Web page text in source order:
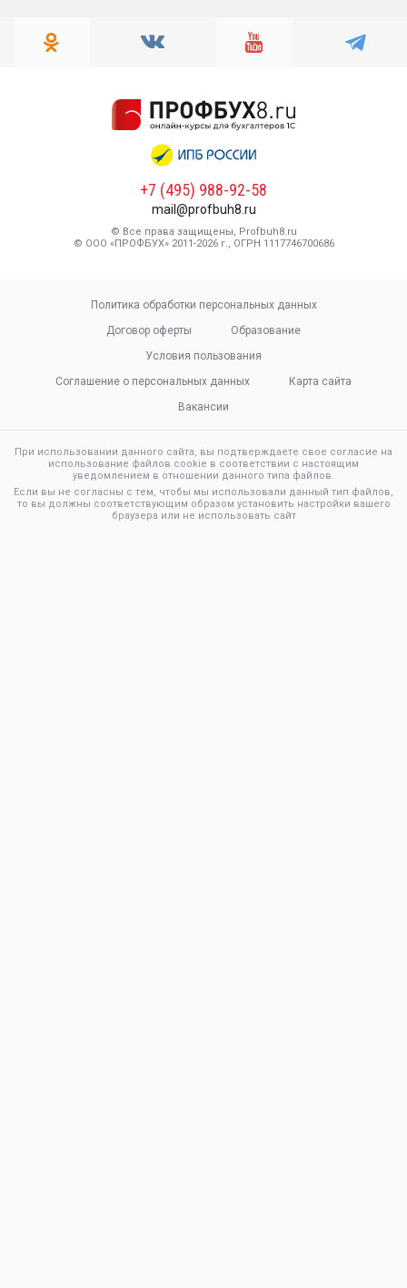
+7 (495) 988-92-58
mail@profbuh8.ru
© Все права защищены, Profbuh8.ru
© ООО «ПРОФБУХ» 2011-2026 г., ОГРН 1117746700686
Политика обработки персональных данных
Договор оферты
Образование
Условия пользования
Соглашение о персональных данных
Карта сайта
Вакансии
При использовании данного сайта, вы подтверждаете свое согласие на
использование файлов cookie в соответствии с настоящим
уведомлением в отношении данного типа файлов.
Если вы не согласны с тем, чтобы мы использовали данный тип файлов,
то вы должны соответствующим образом установить настройки вашего
браузера или не использовать сайт